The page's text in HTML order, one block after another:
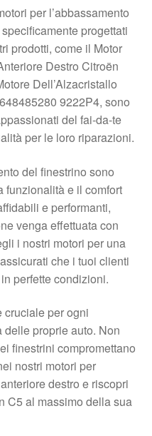
per l’abbassamento
progettati
prodotti, come il Motor
Destro Citroën
Dell’Alzacristallo
9222P4, sono
del fai-da-te
per le loro riparazioni.
del finestrino sono
funzionalità e il comfort
e performanti,
venga effettuata con
i nostri motori per una
che i tuoi clienti
perfette condizioni.
cruciale per ogni
proprie auto. Non
finestrini compromettano
nostri motori per
destro e riscopri
C5 al massimo della sua